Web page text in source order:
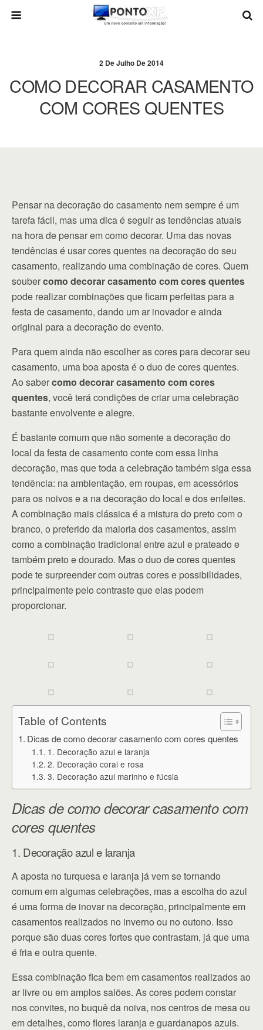
2 De Julho De 2014
COMO DECORAR CASAMENTO
COM CORES QUENTES
Pensar na decoração do casamento nem sempre é um
tarefa fácil, mas uma dica é seguir as tendências atuais
na hora de pensar em como decorar. Uma das novas
tendências é usar cores quentes na decoração do seu
casamento, realizando uma combinação de cores. Quem
soubercomo decorar casamento com cores quentes
pode realizar combinações que ficam perfeitas para a
festa de casamento, dando um ar inovador e ainda
original para a decoração do evento.
Para quem ainda não escolher as cores para decorar seu
casamento, uma boa aposta é o duo de cores quentes.
Ao sabercomo decorar casamento com cores
quentes, você terá condições de criar uma celebração
bastante envolvente e alegre.
É bastante comum que não somente a decoração do
local da festa de casamento conte com essa linha
decoração, mas que toda a celebração também siga essa
tendência: na ambientação, em roupas, em acessórios
para os noivos e a na decoração do local e dos enfeites.
A combinação mais clássica é a mistura do preto com o
branco, o preferido da maioria dos casamentos, assim
como a combinação tradicional entre azul e prateado e
também preto e dourado. Mas o duo de cores quentes
pode te surpreender com outras cores e possibilidades,
principalmente pelo contraste que elas podem
proporcionar.
Table of Contents
Dicas de como decorar casamento com cores quentes
1. Decoração azul e laranja
2. Decoração coral e rosa
3. Decoração azul marinho e fúcsia
Dicas de como decorar casamento com
cores quentes
1. Decoração azul e laranja
A aposta no turquesa e laranja já vem se tornando
comum em algumas celebrações, mas a escolha do azul
é uma forma de inovar na decoração, principalmente em
casamentos realizados no inverno ou no outono. Isso
porque são duas cores fortes que contrastam, já que uma
é fria e outra quente.
Essa combinação fica bem em casamentos realizados ao
ar livre ou em amplos salões. As cores podem constar
nos convites, no buquê da noiva, nos centros de mesa ou
em detalhes, como flores laranja e guardanapos azuis.